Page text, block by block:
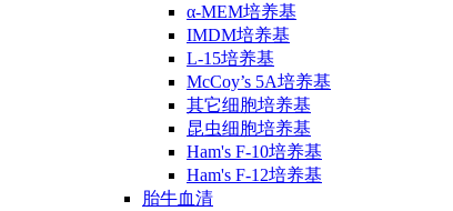
α-MEM培养基
IMDM培养基
L-15培养基
McCoy’s 5A培养基
其它细胞培养基
昆虫细胞培养基
Ham's F-10培养基
Ham's F-12培养基
胎牛血清